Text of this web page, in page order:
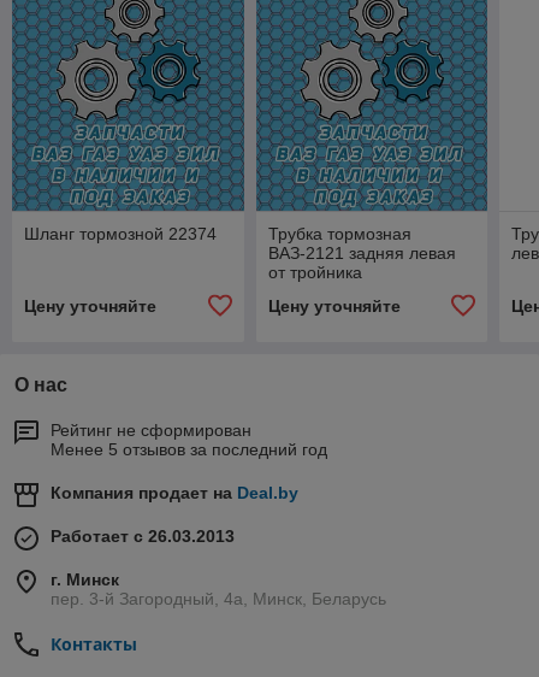
Шланг тормозной 22374
Цену уточняйте
Трубка тормозная
ВАЗ-2121 задняя левая
от тройника
Цену уточняйте
О нас
Рейтинг не сформирован
Менее 5 отзывов за последний год
Компания продает на Deal.by
Работает с 26.03.2013
г. Минск
пер. 3-й Загородный, 4а, Минск, Беларусь
Контакты